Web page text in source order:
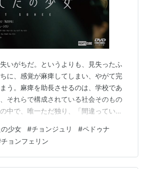
いがちだ。というよりも、見失ったふ
に、感覚が麻痺してしまい、やがて完
う。麻痺を助長させるのは、学校であ
それらで構成されている社会そのもの
中で、唯一ただ独り、「間違っている
美しかった。 あしたの少女 | Rights
少女 #チョンジュリ #ペドゥナ
チョンフェリン